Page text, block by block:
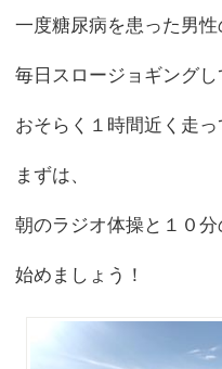
一度糖尿病を患った男性
毎日スロージョギングし
おそらく１時間近く走っ
まずは、
朝のラジオ体操と１０
始めましょう！